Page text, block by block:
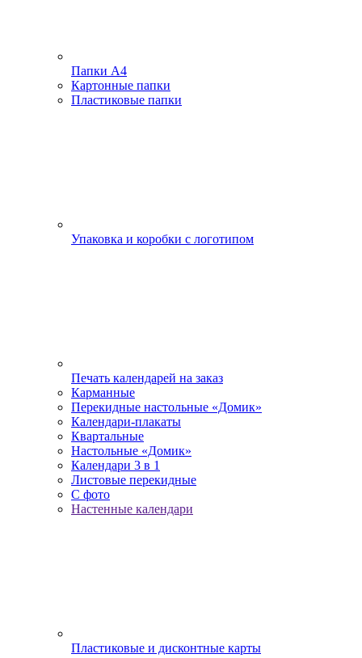
Папки А4
Картонные папки
Пластиковые папки
Упаковка и коробки с логотипом
Печать календарей на заказ
Карманные
Перекидные настольные «Домик»
Календари-плакаты
Квартальные
Настольные «Домик»
Календари 3 в 1
Листовые перекидные
С фото
Настенные календари
Пластиковые и дисконтные карты